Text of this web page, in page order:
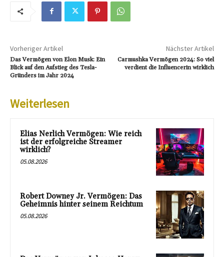
Vorheriger Artikel
Das Vermögen von Elon Musk: Ein
Blick auf den Aufstieg des Tesla-
Gründers im Jahr 2024
Nächster Artikel
Carmushka Vermögen 2024: So viel
verdient die Influencerin wirklich
Weiterlesen
Elias Nerlich Vermögen: Wie reich
ist der erfolgreiche Streamer
wirklich?
05.08.2026
Robert Downey Jr. Vermögen: Das
Geheimnis hinter seinem Reichtum
05.08.2026